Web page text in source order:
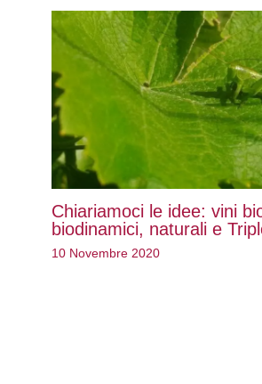
Chiariamoci le idee: vini
biodinamici, naturali e
10 Novembre 2020